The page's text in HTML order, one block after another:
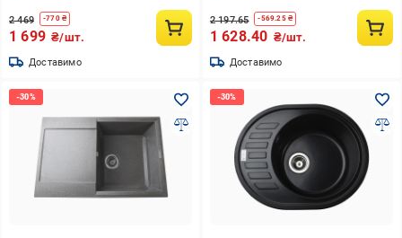
2 469 -770₴
1 699 ₴/шт.
Доставимо
2 197.65 -569.25₴
1 628.40 ₴/шт.
Доставимо